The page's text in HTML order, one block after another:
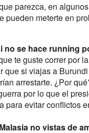
parezca, en
pueden meterte en
no se hace running
te guste correr por
que si viajas a
arrestarte. ¿Por
por lo que el
para evitar conflictos
no vistas de